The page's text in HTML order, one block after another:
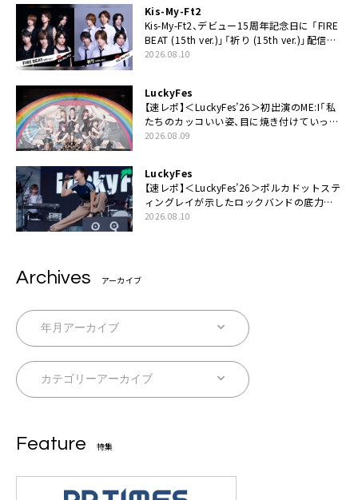
Kis-My-Ft2
Kis-My-Ft2、デビュー15周年記念日に 「FIRE
BEAT (15th ver.)」「祈り (15th ver.)」配信ス
タート
2026.08.10
LuckyFes
【速レポ】＜LuckyFes’26＞初出演のME:I「私
たちのカッコいい姿、目に焼き付けていって
ください！」
2026.08.09
LuckyFes
【速レポ】＜LuckyFes’26＞ポルカドットステ
ィングレイが示したロックバンドの底力
「LuckyFesのマスコットキャラクターである
2026.08.10
Archives アーカイブ
Feature 特集